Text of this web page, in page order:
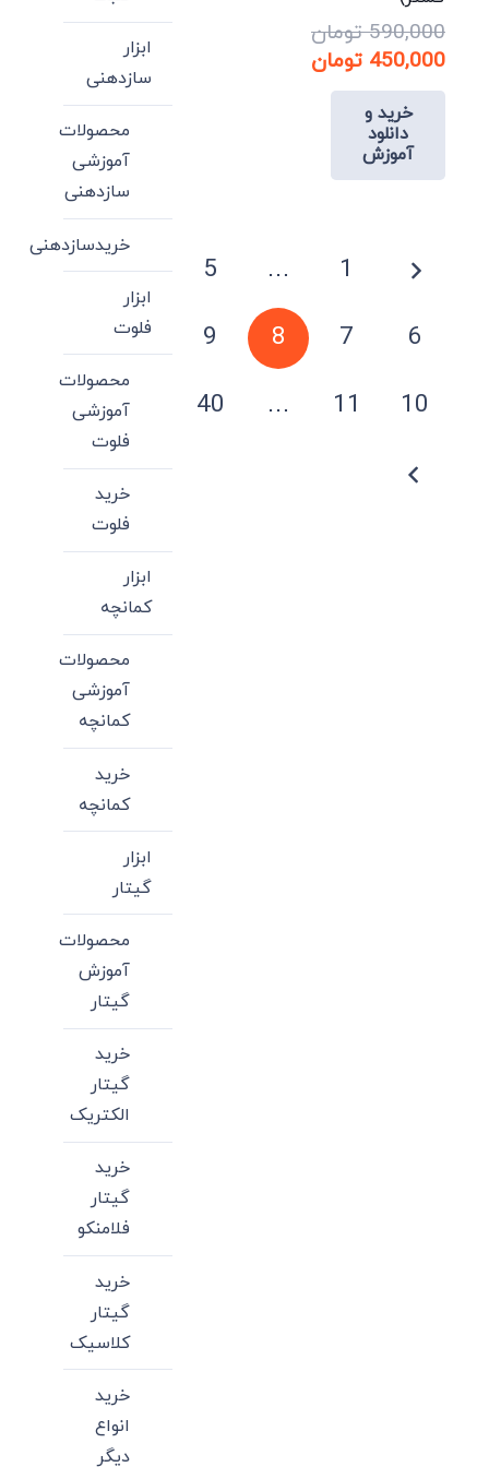
صفحه
محصول
590,000 تومان
قیمت
اصلی:
590,000 تومان
450,000 تومان
قیمت
فعلی:
450,000 تومان.
خرید و
دانلود
آموزش
انواع
گزینه
ممکن
صفحه‌بندی
1
…
5
6
7
8
9
10
11
…
40
ابزار
سازدهنی
محصولات
آموزشی
سازدهنی
خریدسازدهنی
ابزار
فلوت
محصولات
آموزشی
فلوت
خرید
فلوت
ابزار
کمانچه
محصولات
آموزشی
کمانچه
خرید
کمانچه
ابزار
گیتار
محصولات
آموزش
گیتار
خرید
گیتار
الکتریک
خرید
گیتار
فلامنکو
خرید
گیتار
کلاسیک
خرید
انواع
دیگر